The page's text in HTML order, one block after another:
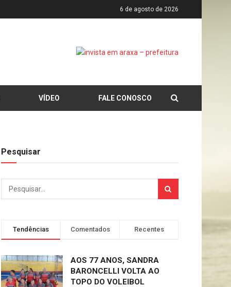
6 de agosto de 2026
VÍDEO FALE CONOSCO
Pesquisar
Tendências Comentados Recentes
AOS 77 ANOS, SANDRA
BARONCELLI VOLTA AO
TOPO DO VOLEIBOL